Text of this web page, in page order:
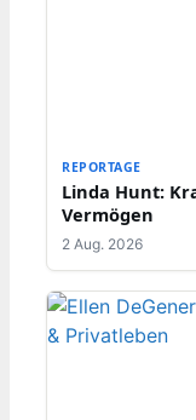
REPORTAGE
Linda Hunt:
Vermögen
2 Aug. 2026